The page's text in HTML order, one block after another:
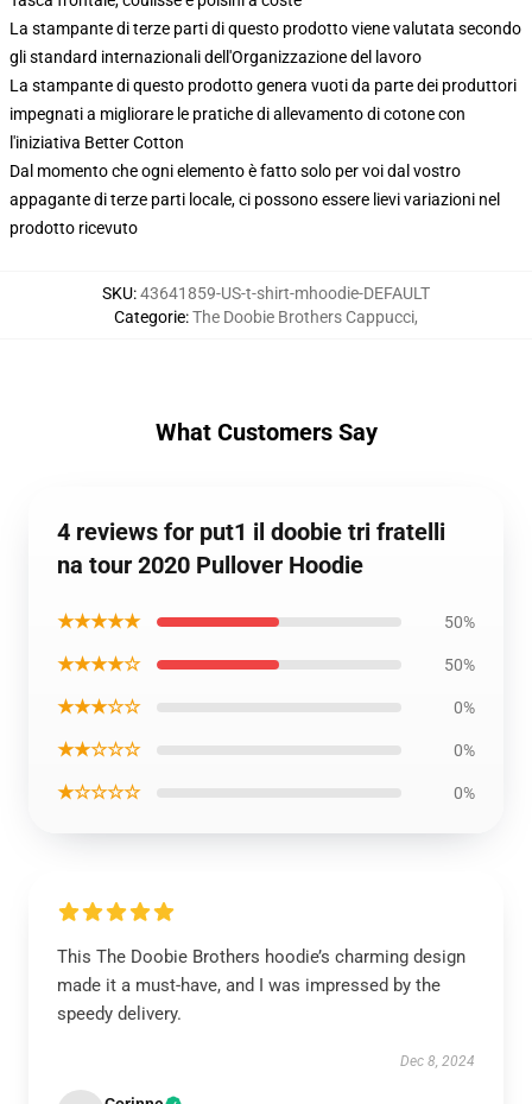
La stampante di terze parti di questo prodotto viene valutata secondo
gli standard internazionali dell'Organizzazione del lavoro
La stampante di questo prodotto genera vuoti da parte dei produttori
impegnati a migliorare le pratiche di allevamento di cotone con
l'iniziativa Better Cotton
Dal momento che ogni elemento è fatto solo per voi dal vostro
appagante di terze parti locale, ci possono essere lievi variazioni nel
prodotto ricevuto
SKU:43641859-US-t-shirt-mhoodie-DEFAULT
Categorie:The Doobie Brothers Cappucci,
What Customers Say
4 reviews for put1 il doobie tri fratelli
na tour 2020 Pullover Hoodie
★★★★★ 50%
★★★★☆ 50%
★★★☆☆ 0%
★★☆☆☆ 0%
★☆☆☆☆ 0%
This The Doobie Brothers hoodie’s charming design
made it a must-have, and I was impressed by the
speedy delivery.
Dec 8, 2024